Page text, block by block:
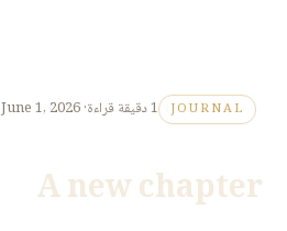
JOURNAL
1دقيقة قراءة·
June 1, 2026
A new chapter